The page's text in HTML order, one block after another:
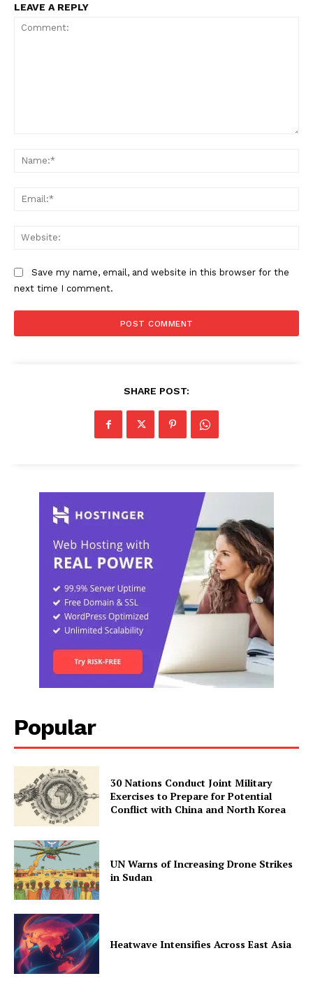
LEAVE A REPLY
Save my name, email, and website in this browser for the
next time I comment.
SHARE POST:
Popular
30 Nations Conduct Joint Military
Exercises to Prepare for Potential
Conflict with China and North Korea
UN Warns of Increasing Drone Strikes
in Sudan
Heatwave Intensifies Across East Asia